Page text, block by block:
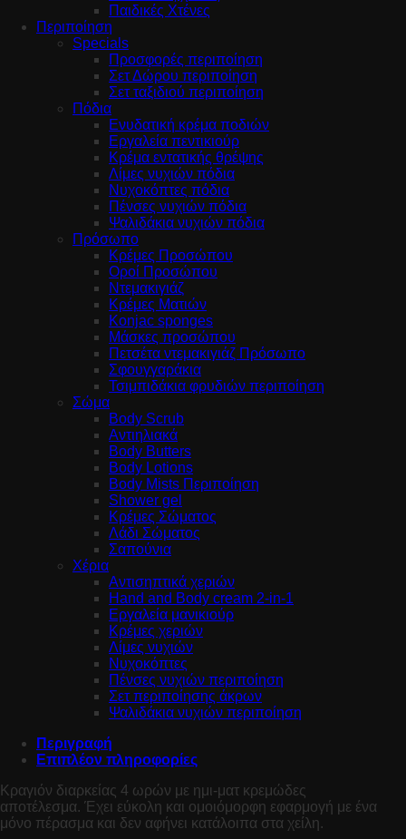
Παιδικές Χτένες
Περιποίηση
Specials
Προσφορές περιποίηση
Σετ Δώρου περιποίηση
Σετ ταξιδιού περιποίηση
Πόδια
Ενυδατική κρέμα ποδιών
Εργαλεία πεντικιούρ
Κρέμα εντατικής θρέψης
Λίμες νυχιών πόδια
Νυχοκόπτες πόδια
Πένσες νυχιών πόδια
Ψαλιδάκια νυχιών πόδια
Πρόσωπο
Κρέμες Προσώπου
Οροί Προσώπου
Ντεμακιγιάζ
Κρέμες Ματιών
Konjac sponges
Μάσκες προσώπου
Πετσέτα ντεμακιγιάζ Πρόσωπο
Σφουγγαράκια
Τσιμπιδάκια φρυδιών περιποίηση
Σώμα
Body Scrub
Αντιηλιακά
Body Butters
Body Lotions
Body Mists Περιποίηση
Shower gel
Κρέμες Σώματος
Λάδι Σώματος
Σαπούνια
Χέρια
Αντισηπτικά χεριών
Hand and Body cream 2-in-1
Εργαλεία μανικιούρ
Κρέμες χεριών
Λίμες νυχιών
Νυχοκόπτες
Πένσες νυχιών περιποίηση
Σετ περιποίησης άκρων
Ψαλιδάκια νυχιών περιποίηση
Περιγραφή
Επιπλέον πληροφορίες
Κραγιόν διαρκείας 4 ωρών με ημι-ματ κρεμώδες
αποτέλεσμα. Έχει εύκολη και ομοιόμορφη εφαρμογή με ένα
μόνο πέρασμα και δεν αφήνει κατάλοιπα στα χείλη.